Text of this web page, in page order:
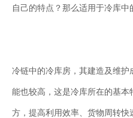
自己的特点？那么适用于冷库中
冷链中的冷库房，其建造及维
能也较高，这是冷库所在的基
方，提高利用效率、货物周转快